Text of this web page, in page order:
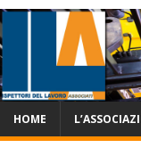
HOME